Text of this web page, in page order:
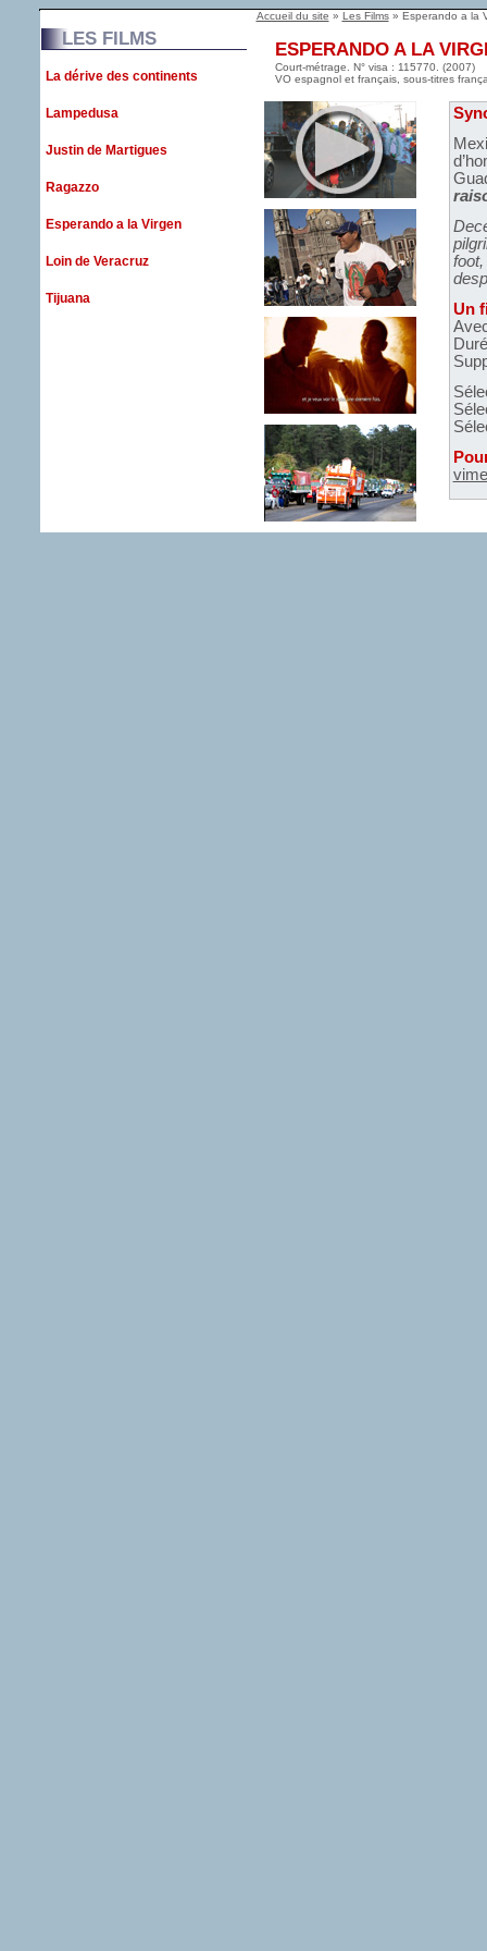
Accueil du site » Les Films» Esperando a la
ESPERANDO A LA
Court-métrage. N° visa : 115770. (2007)
VO espagnol et français, sous-titres
Un
LES FILMS
La dérive des continents
Lampedusa
Justin de Martigues
Ragazzo
Esperando a la Virgen
Loin de Veracruz
Tijuana